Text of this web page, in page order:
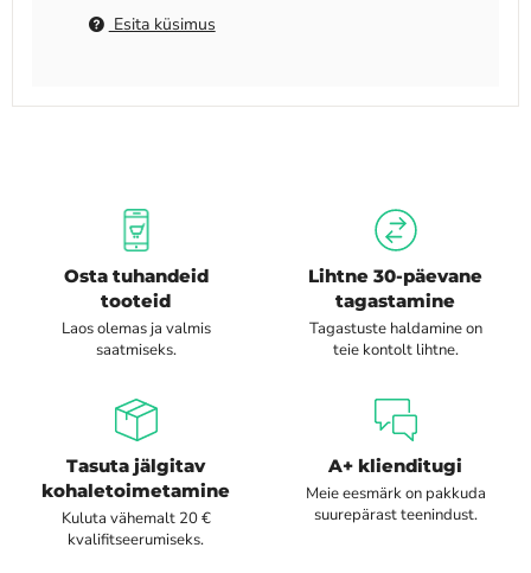
Esita küsimus
Osta tuhandeid
tooteid
Laos olemas ja valmis
saatmiseks.
Lihtne 30-päevane
tagastamine
Tagastuste haldamine on
teie kontolt lihtne.
Tasuta jälgitav
kohaletoimetamine
Kuluta vähemalt 20 €
kvalifitseerumiseks.
A+ klienditugi
Meie eesmärk on pakkuda
suurepärast teenindust.